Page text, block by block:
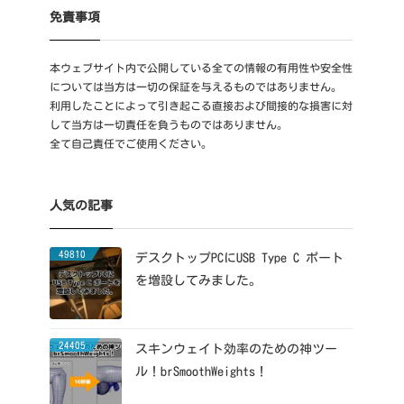
免責事項
本ウェブサイト内で公開している全ての情報の有用性や安全性
については当方は一切の保証を与えるものではありません。
利用したことによって引き起こる直接および間接的な損害に対
して当方は一切責任を負うものではありません。
全て自己責任でご使用ください。
人気の記事
49810
デスクトップPCにUSB Type C ポート
を増設してみました。
24405
スキンウェイト効率のための神ツー
ル！brSmoothWeights！